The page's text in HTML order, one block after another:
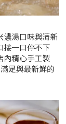
濃湯口味與清新
接一口停不下
內精心手工製
足與最新鮮的